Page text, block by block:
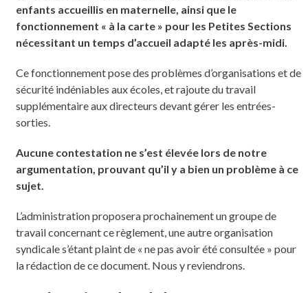
enfants accueillis en maternelle, ainsi que le
fonctionnement « à la carte » pour les Petites Sections
nécessitant un temps d’accueil adapté les après-midi.
Ce fonctionnement pose des problèmes d’organisations et de
sécurité indéniables aux écoles, et rajoute du travail
supplémentaire aux directeurs devant gérer les entrées-
sorties.
Aucune contestation ne s’est élevée lors de notre
argumentation, prouvant qu’il y a bien un problème à ce
sujet.
L’administration proposera prochainement un groupe de
travail concernant ce règlement, une autre organisation
syndicale s’étant plaint de « ne pas avoir été consultée » pour
la rédaction de ce document. Nous y reviendrons.